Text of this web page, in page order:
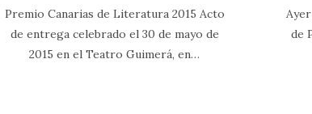
Premio Canarias de Literatura 2015 Acto
de entrega celebrado el 30 de mayo de
2015 en el Teatro Guimerá, en…
de